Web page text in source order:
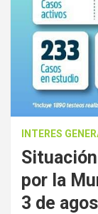
INTERES
por la
3 de